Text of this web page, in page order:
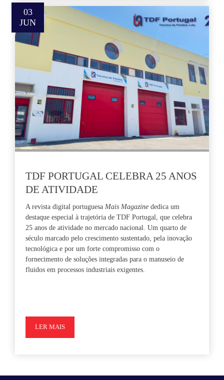
03
JUN
TDF PORTUGAL CELEBRA 25 ANOS
DE ATIVIDADE
A revista digital portuguesa Mais Magazine dedica um
destaque especial à trajetória de TDF Portugal, que celebra
25 anos de atividade no mercado nacional. Um quarto de
século marcado pelo crescimento sustentado, pela inovação
tecnológica e por um forte compromisso com o
fornecimento de soluções integradas para o manuseio de
fluidos em processos industriais exigentes.
LER MAIS